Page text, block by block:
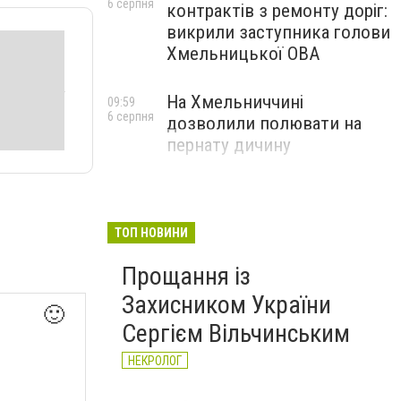
🙂
контрактів з ремонту доріг:
викрили заступника голови
Хмельницької ОВА
6 серпня
На Хмельниччині
дозволили полювати на
пернату дичину
09:59
6 серпня
ТОП НОВИНИ
Прощання із
Захисником України
Сергієм Вільчинським
НЕКРОЛОГ